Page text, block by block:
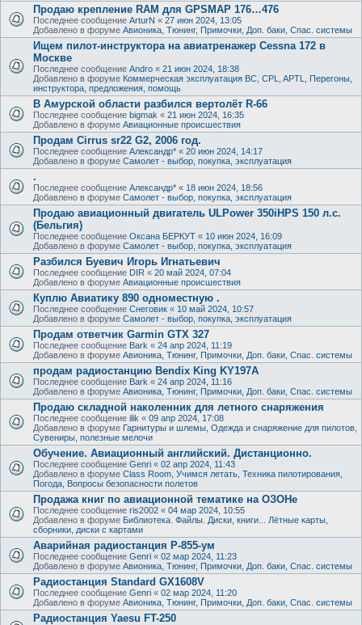
Продаю крепление RAM для GPSMAP 176…476
Последнее сообщение ArturN « 27 июн 2024, 13:05
Добавлено в форуме Авионика, Тюнинг, Примочки, Доп. баки, Спас. системы
Ищем пилот-инструктора на авиатренажер Cessna 172 в
Москве
Последнее сообщение Andro « 21 июн 2024, 18:38
Добавлено в форуме Коммерческая эксплуатация ВС, CPL, APTL, Перегоны,
инструктора, предложения, помощь
В Амурской области разбился вертолёт R-66
Последнее сообщение bigmak « 21 июн 2024, 16:35
Добавлено в форуме Авиационные происшествия
Продам Cirrus sr22 G2, 2006 год.
Последнее сообщение Александр* « 20 июн 2024, 14:17
Добавлено в форуме Самолет - выбор, покупка, эксплуатация
.
Последнее сообщение Александр* « 18 июн 2024, 18:56
Добавлено в форуме Самолет - выбор, покупка, эксплуатация
Продаю авиационный двигатель ULPower 350iHPS 150 л.с.
(Бельгия)
Последнее сообщение Оксана БЕРКУТ « 10 июн 2024, 16:09
Добавлено в форуме Самолет - выбор, покупка, эксплуатация
Разбился Буевич Игорь Игнатьевич
Последнее сообщение DIR « 20 май 2024, 07:04
Добавлено в форуме Авиационные происшествия
Куплю Авиатику 890 одноместную .
Последнее сообщение Снеговик « 10 май 2024, 10:57
Добавлено в форуме Самолет - выбор, покупка, эксплуатация
Продам ответчик Garmin GTX 327
Последнее сообщение Bark « 24 апр 2024, 11:19
Добавлено в форуме Авионика, Тюнинг, Примочки, Доп. баки, Спас. системы
продам радиостанцию Bendix King KY197A
Последнее сообщение Bark « 24 апр 2024, 11:16
Добавлено в форуме Авионика, Тюнинг, Примочки, Доп. баки, Спас. системы
Продаю складной наколенник для летного снаряжения
Последнее сообщение ilik « 09 апр 2024, 17:08
Добавлено в форуме Гарнитуры и шлемы, Одежда и снаряжение для пилотов,
Сувениры, полезные мелочи
Обучение. Авиационный английский. Дистанционно.
Последнее сообщение Genri « 02 апр 2024, 11:43
Добавлено в форуме Class Room, Учимся летать, Техника пилотирования,
Погода, Вопросы безопасности полетов
Продажа книг по авиационной тематике на ОЗОНе
Последнее сообщение ris2002 « 04 мар 2024, 10:55
Добавлено в форуме Библиотека. Файлы. Диски, книги... Лётные карты,
сборники, диски с картами
Аварийная радиостанция Р-855-ум
Последнее сообщение Genri « 02 мар 2024, 11:23
Добавлено в форуме Авионика, Тюнинг, Примочки, Доп. баки, Спас. системы
Радиостанция Standard GX1608V
Последнее сообщение Genri « 02 мар 2024, 11:20
Добавлено в форуме Авионика, Тюнинг, Примочки, Доп. баки, Спас. системы
Радиостанция Yaesu FT-250